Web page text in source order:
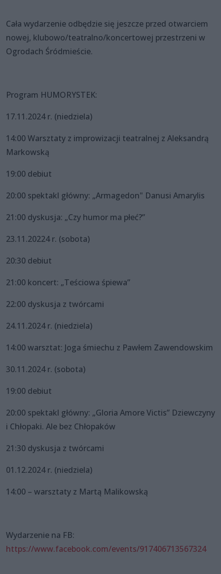
Cała wydarzenie odbędzie się jeszcze przed otwarciem
nowej, klubowo/teatralno/koncertowej przestrzeni w
Ogrodach Śródmieście.
Program HUMORYSTEK:
17.11.2024 r. (niedziela)
14:00 Warsztaty z improwizacji teatralnej z Aleksandrą
Markowską
19:00 debiut
20:00 spektakl główny: „Armagedon" Danusi Amarylis
21:00 dyskusja: „Czy humor ma płeć?”
23.11.20224 r. (sobota)
20:30 debiut
21:00 koncert: „Teściowa śpiewa”
22:00 dyskusja z twórcami
24.11.2024 r. (niedziela)
14:00 warsztat: Joga śmiechu z Pawłem Zawendowskim
30.11.2024 r. (sobota)
19:00 debiut
20:00 spektakl główny: „Gloria Amore Victis” Dziewczyny
i Chłopaki. Ale bez Chłopaków
21:30 dyskusja z twórcami
01.12.2024 r. (niedziela)
14:00 – warsztaty z Martą Malikowską
Wydarzenie na FB:
https://www.facebook.com/events/917406713567324